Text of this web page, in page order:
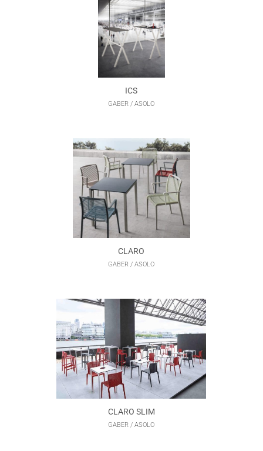
ICS
GABER / ASOLO
CLARO
GABER / ASOLO
CLARO SLIM
GABER / ASOLO